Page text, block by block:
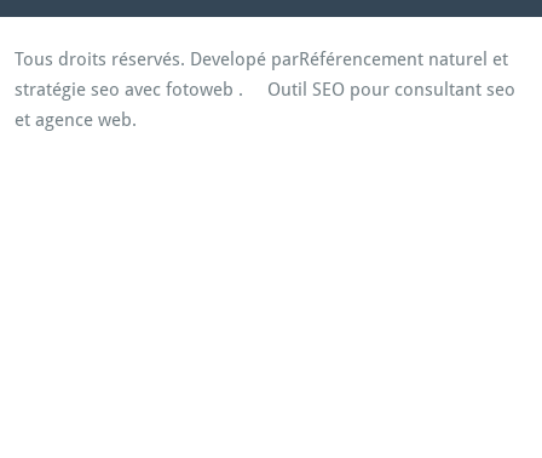
Tous droits réservés. Developé parRéférencement naturel et
stratégie seo avec fotoweb . Outil SEO pour consultant seo
et agence web.